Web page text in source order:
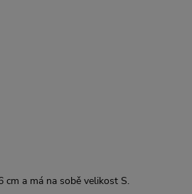
cm a má na sobě velikost S.